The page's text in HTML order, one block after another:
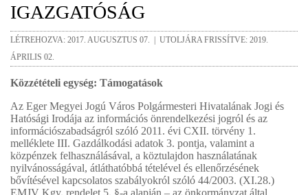
IGAZGATÓSÁG
LÉTREHOZVA: 2017. AUGUSZTUS 07. | UTOLJÁRA FRISSÍTVE: 2019.
ÁPRILIS 02.
Közzétételi egység: Támogatások
Az Eger Megyei Jogú Város Polgármesteri Hivatalának Jogi és
Hatósági Irodája az információs önrendelkezési jogról és az
információszabadságról szóló 2011. évi CXII. törvény 1.
melléklete III. Gazdálkodási adatok 3. pontja, valamint a
közpénzek felhasználásával, a köztulajdon használatának
nyilvánosságával, átláthatóbbá tételével és ellenőrzésének
bővítésével kapcsolatos szabályokról szóló 44/2003. (XI.28.)
EMJV Kgy. rendelet 5. §-a alapján – az önkormányzat által